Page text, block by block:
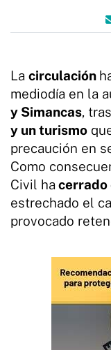
La circulación
mediodía en la
y Simancas,
y un turismo
precaución en
Como
Civil ha cerrado
estrechado el
provocado